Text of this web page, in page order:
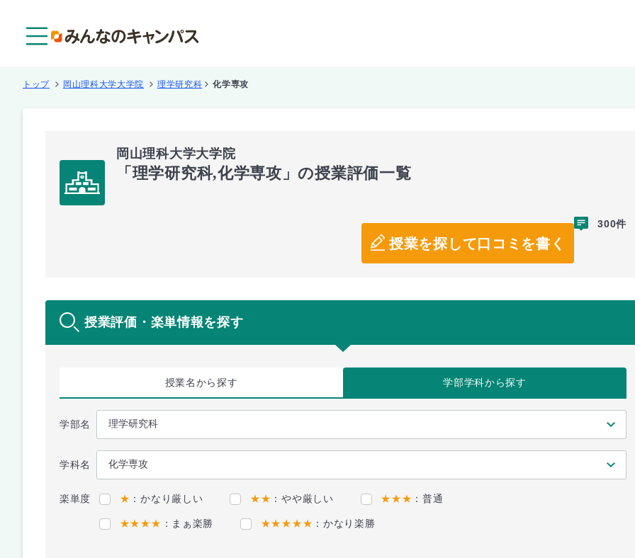
トップ 岡山理科大学大学院 理学研究科 化学専攻
岡山理科大学大学院
「理学研究科,化学専攻」の授業評価一覧
授業を探して口コミを書く
300件
授業評価・楽単情報を探す
授業名から探す 学部学科から探す
学部名
学科名
楽単度 ★ ：かなり厳しい ★★ ：やや厳しい ★★★ ：普通
★★★★ ：まぁ楽勝 ★★★★★ ：かなり楽勝